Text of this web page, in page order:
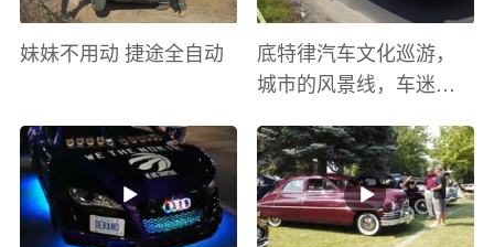
妹妹不用动 捷途全自动
底特律汽车文化巡游，
城市的风景线，车迷的